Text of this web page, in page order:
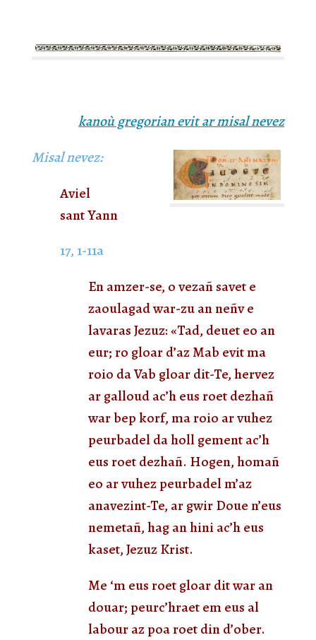
kanoù gregorian evit ar misal nevez
Misal nevez:
Aviel
sant Yann
17, 1-11a
En amzer-se, o vezañ savet e
zaoulagad war-zu an neñv e
lavaras Jezuz: «Tad, deuet eo an
eur; ro gloar d’az Mab evit ma
roio da Vab gloar dit-Te, hervez
ar galloud ac’h eus roet dezhañ
war bep korf, ma roio ar vuhez
peurbadel da holl gement ac’h
eus roet dezhañ. Hogen, homañ
eo ar vuhez peurbadel m’az
anavezint-Te, ar gwir Doue n’eus
nemetañ, hag an hini ac’h eus
kaset, Jezuz Krist.
Me ‘m eus roet gloar dit war an
douar; peurc’hraet em eus al
labour az poa roet din d’ober.